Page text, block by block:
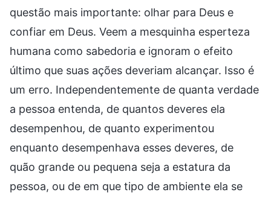
questão mais importante: olhar para Deus e
confiar em Deus. Veem a mesquinha esperteza
humana como sabedoria e ignoram o efeito
último que suas ações deveriam alcançar. Isso é
um erro. Independentemente de quanta verdade
a pessoa entenda, de quantos deveres ela
desempenhou, de quanto experimentou
enquanto desempenhava esses deveres, de
quão grande ou pequena seja a estatura da
pessoa, ou de em que tipo de ambiente ela se